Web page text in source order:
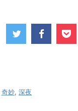
奇妙, 深夜